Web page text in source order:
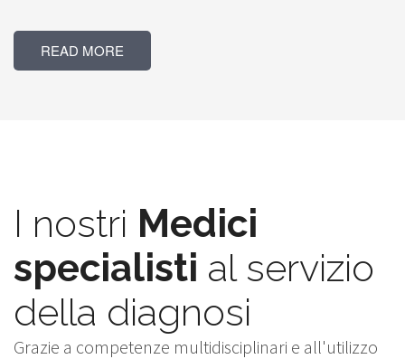
READ MORE
I nostri Medici
specialisti al servizio
della diagnosi
Grazie a competenze multidisciplinari e all'utilizzo